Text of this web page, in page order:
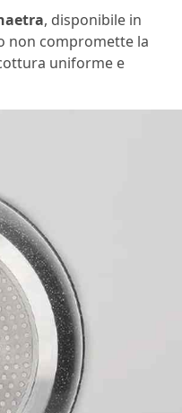
, disponibile in
non compromette la
uniforme e